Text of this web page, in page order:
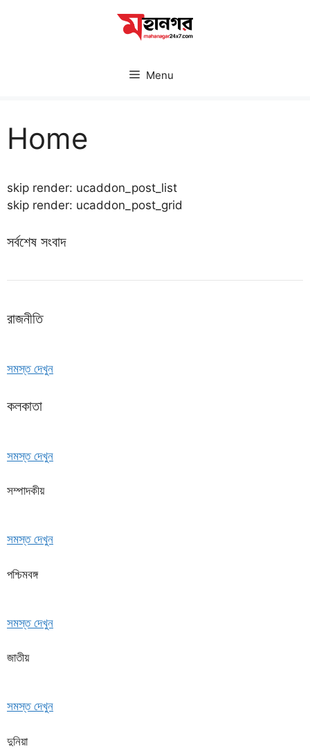
Menu
Home
skip render: ucaddon_post_list
skip render: ucaddon_post_grid
সর্বশেষ সংবাদ
রাজনীতি
সমস্ত দেখুন
কলকাতা
সমস্ত দেখুন
সম্পাদকীয়
সমস্ত দেখুন
পশ্চিমবঙ্গ
সমস্ত দেখুন
জাতীয়
সমস্ত দেখুন
দুনিয়া